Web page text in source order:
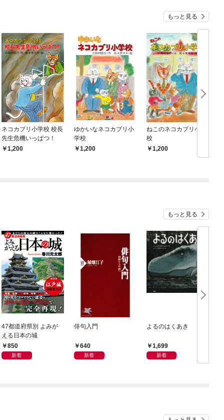
もっと見る
ネコカブリ小学校 校長
先生危機いっぱつ！
1,200
ゆかいなネコカブリ小
学校
1,200
ねこのネコカブリ小学
校
1,200
もっと見る
47都道府県別 よみが
える日本の城
850
新着
俳句入門
640
新着
よるのはくあき
1,699
新着